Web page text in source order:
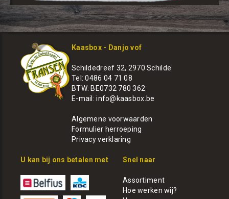
Kaasbox - Danjo vof
Schildedreef 32, 2970 Schilde
Tel: 0486 04 71 08
BTW: BE0732 780 362
E-mail:info@kaasbox.be
Algemene voorwaarden
Formulier herroeping
Privacy verklaring
U kan bij ons betalen met Snel naar
Assortiment
Hoe werken wij?